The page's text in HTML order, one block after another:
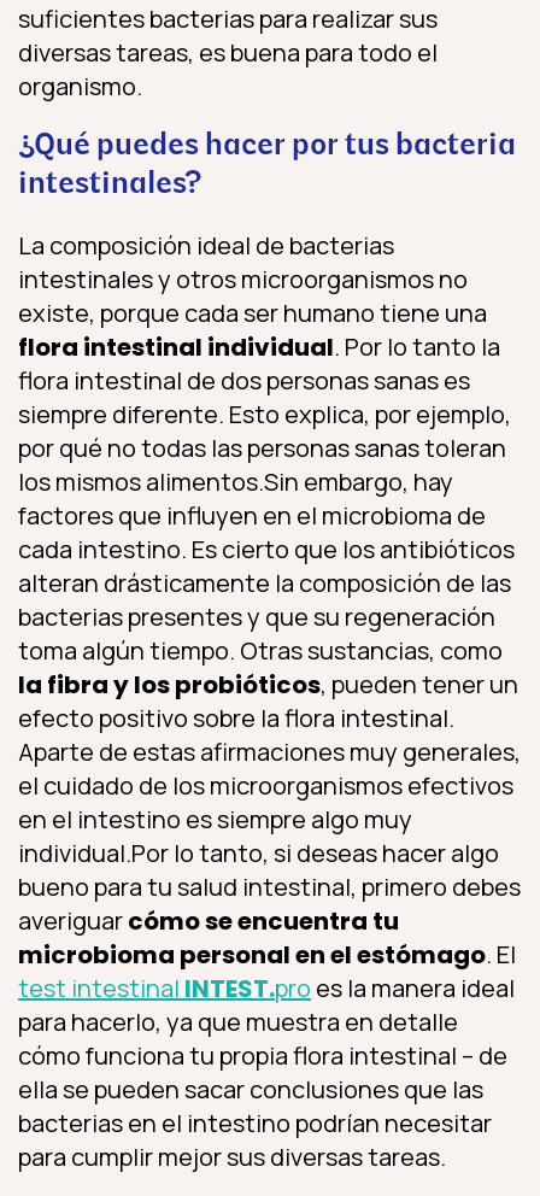
suficientes bacterias para realizar sus
diversas tareas, es buena para todo el
organismo.
¿Qué puedes hacer por tus bacteria
intestinales?
La composición ideal de bacterias
intestinales y otros microorganismos no
existe, porque cada ser humano tiene una
flora intestinal individual. Por lo tanto la
flora intestinal de dos personas sanas es
siempre diferente. Esto explica, por ejemplo,
por qué no todas las personas sanas toleran
los mismos alimentos.Sin embargo, hay
factores que influyen en el microbioma de
cada intestino. Es cierto que los antibióticos
alteran drásticamente la composición de las
bacterias presentes y que su regeneración
toma algún tiempo. Otras sustancias, como
la fibra y los probióticos, pueden tener un
efecto positivo sobre la flora intestinal.
Aparte de estas afirmaciones muy generales,
el cuidado de los microorganismos efectivos
en el intestino es siempre algo muy
individual.Por lo tanto, si deseas hacer algo
bueno para tu salud intestinal, primero debes
averiguarcómo se encuentra tu
microbioma personal en el estómago. El
test intestinal INTEST.pro es la manera ideal
para hacerlo, ya que muestra en detalle
cómo funciona tu propia flora intestinal – de
ella se pueden sacar conclusiones que las
bacterias en el intestino podrían necesitar
para cumplir mejor sus diversas tareas.